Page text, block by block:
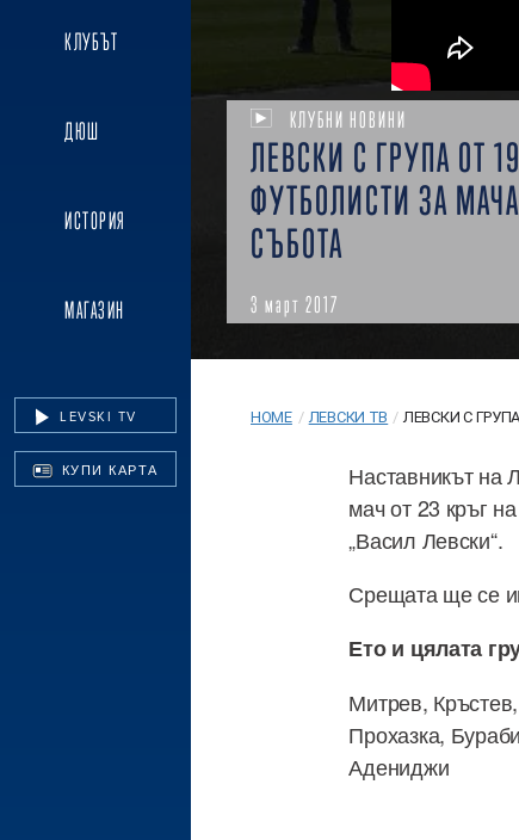
КЛУБЪТ
ДЮШ
ИСТОРИЯ
МАГАЗИН
LEVSKI TV
КУПИ КАРТА
КЛУБНИ НОВИНИ
ЛЕВСКИ С ГРУПА ОТ 19
ФУТБОЛИСТИ ЗА
СЪБОТА
3 март 2017
HOME / ЛЕВСКИ ТВ / ЛЕВСКИ С
Наставникът на
мач от 23 кръг
„Васил Левски“.
Срещата ще се
Ето и цялата
Митрев,
Прохазка,
Адениджи